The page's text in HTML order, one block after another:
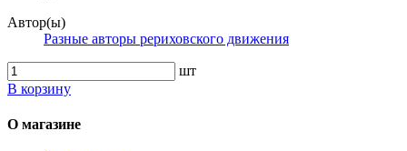
Автор(ы)
Разные авторы рериховского движения
шт
В корзину
О магазине